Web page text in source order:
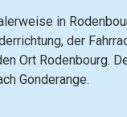
in
der
Ort Rodenbourg.
Gonderange.